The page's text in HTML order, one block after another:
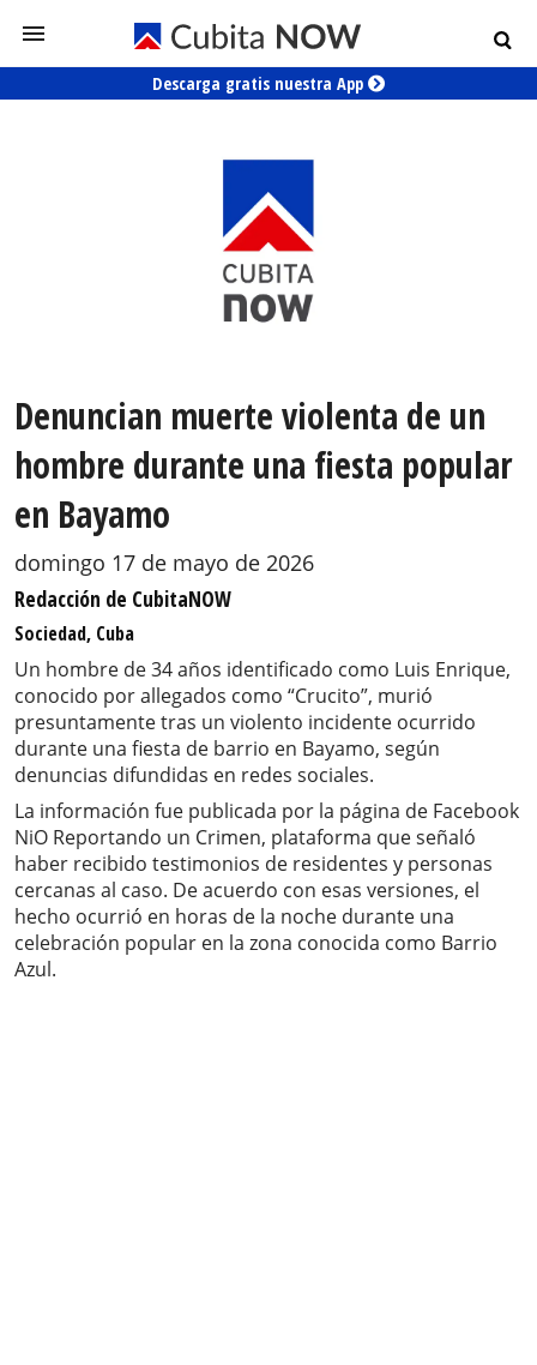
Descarga gratis nuestra App
Denuncian muerte violenta de un
hombre durante una fiesta popular
en Bayamo
domingo 17 de mayo de 2026
Redacción de CubitaNOW
Sociedad, Cuba
Un hombre de 34 años identificado como Luis Enrique,
conocido por allegados como “Crucito”, murió
presuntamente tras un violento incidente ocurrido
durante una fiesta de barrio en Bayamo, según
denuncias difundidas en redes sociales.
La información fue publicada por la página de Facebook
NiO Reportando un Crimen, plataforma que señaló
haber recibido testimonios de residentes y personas
cercanas al caso. De acuerdo con esas versiones, el
hecho ocurrió en horas de la noche durante una
celebración popular en la zona conocida como Barrio
Azul.